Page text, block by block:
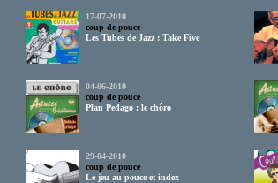
17-07-2010
coup de pouce
Les Tubes de Jazz : Take Five
04-06-2010
coup de pouce
Plan Pedago : le chôro
29-04-2010
coup de pouce
Le jeu au pouce et index